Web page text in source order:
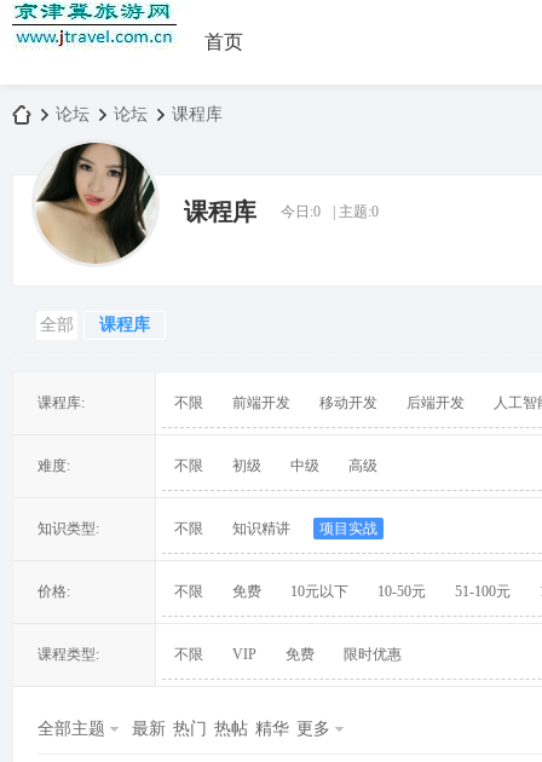
首页
»
论坛
›
论坛 课程库
课程库 今日:0 主题:0
全部 课程库
课程库: 不限 前端开发 移动开发 后端开发 人工智
难度: 不限 初级 中级 高级
知识类型: 不限 知识精讲 项目实战
价格: 不限 免费 10元以下 10-50元 51-100元
课程类型: 不限 VIP 免费 限时优惠
全部主题 最新 热门 热帖 精华 更多